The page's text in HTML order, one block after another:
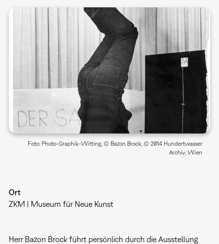
Foto: Photo-Graphik-Witting, © Bazon Brock, © 2014 Hundertwasser
Archiv, Wien
Ort
ZKM | Museum für Neue Kunst
Herr Bazon Brock führt persönlich durch die Ausstellung